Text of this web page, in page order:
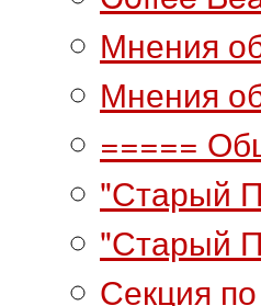
Мнения
Мнения
=====
"Старый
"Старый
Секция